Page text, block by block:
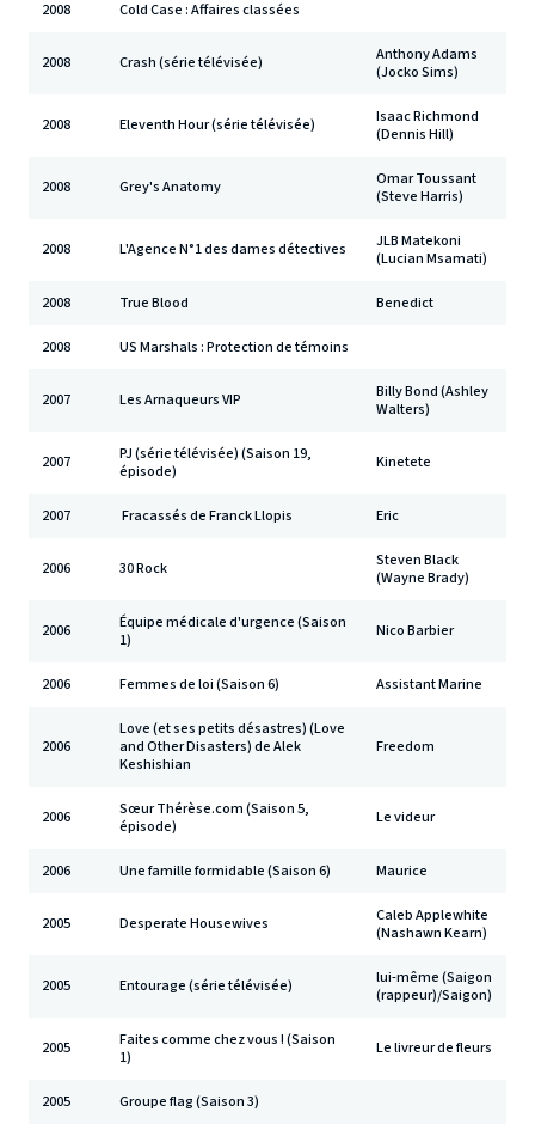
2008 Cold Case : Affaires classées
2008 Crash (série télévisée)
Anthony Adams
(Jocko Sims)
2008 Eleventh Hour (série télévisée)
Isaac Richmond
(Dennis Hill)
2008 Grey's Anatomy
Omar Toussant
(Steve Harris)
2008 L'Agence N°1 des dames détectives
JLB Matekoni
(Lucian Msamati)
2008 True Blood Benedict
2008 US Marshals : Protection de témoins
2007 Les Arnaqueurs VIP
Billy Bond (Ashley
Walters)
2007
PJ (série télévisée) (Saison 19,
épisode)
Kinetete
2007 Fracassés de Franck Llopis Eric
2006 30 Rock
Steven Black
(Wayne Brady)
2006
Équipe médicale d'urgence (Saison
1)
Nico Barbier
2006 Femmes de loi (Saison 6) Assistant Marine
2006
Love (et ses petits désastres) (Love
and Other Disasters) de Alek
Keshishian
Freedom
2006
Sœur Thérèse.com (Saison 5,
épisode)
Le videur
2006 Une famille formidable (Saison 6) Maurice
2005 Desperate Housewives
Caleb Applewhite
(Nashawn Kearn)
2005 Entourage (série télévisée)
lui-même (Saigon
(rappeur)/Saigon)
2005
Faites comme chez vous ! (Saison
1)
Le livreur de fleurs
2005 Groupe flag (Saison 3)